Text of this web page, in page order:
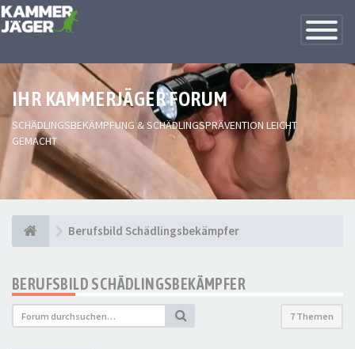
Toggle
IHR KAMMERJÄGER FORUM
SCHÄDLINGSBEKÄMPFUNG & SCHÄDLINGSPRÄVENTION LEICHT
GEMACHT
Berufsbild Schädlingsbekämpfer
BERUFSBILD SCHÄDLINGSBEKÄMPFER
7 Themen